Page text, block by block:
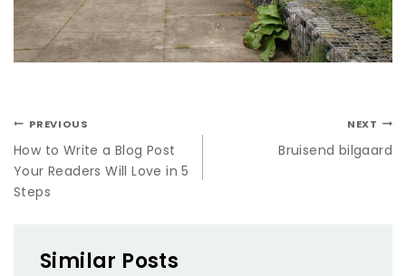
PREVIOUS
How to Write a Blog Post
Your Readers Will Love in 5
Steps
NEXT
Bruisend bilgaard
Similar Posts